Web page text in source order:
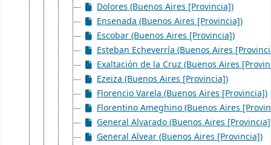
Dolores (Buenos Aires [Provincia])
Ensenada (Buenos Aires [Provincia])
Escobar (Buenos Aires [Provincia])
Esteban Echeverría (Buenos Aires
Exaltación de la Cruz (Buenos Aires
Ezeiza (Buenos Aires [Provincia])
Florencio Varela (Buenos Aires [Provincia])
Florentino Ameghino (Buenos Aires
General Alvarado (Buenos Aires
General Alvear (Buenos Aires [Provincia])